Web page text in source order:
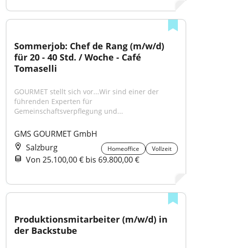
Sommerjob: Chef de Rang (m/w/d)
für 20 - 40 Std. / Woche - Café
Tomaselli
GOURMET stellt sich vor...Wir sind einer der
führenden Experten für
Gemeinschaftsverpflegung und...
GMS GOURMET GmbH
Salzburg
Homeoffice Vollzeit
Von 25.100,00 € bis 69.800,00 €
Produktionsmitarbeiter (m/w/d) in
der Backstube